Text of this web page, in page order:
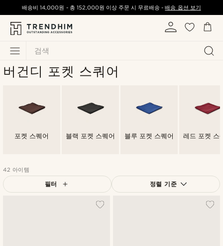
검색
배송비14,000원 - 총 152,000원 이상 주문 시 무료배송 -배송 옵션 보기
버건디 포켓 스쿼어
포켓 스퀘어 블랙 포켓 스퀘어 블루 포켓 스퀘어 레드 포켓 스
42 아이템
필터 정렬 기준